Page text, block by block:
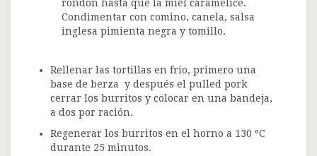
rondón hasta que la miel caramelice.
Condimentar con comino, canela, salsa
inglesa pimienta negra y tomillo.
Rellenar las tortillas en frío, primero una
base de berza y después el pulled pork
cerrar los burritos y colocar en una bandeja,
a dos por ración.
Regenerar los burritos en el horno a 130 ºC
durante 25 minutos.